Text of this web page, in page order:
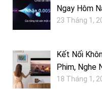
Ngay Hôm
23 Tháng 1,
Kết Nối
Phim, Nghe
18 Tháng 1,